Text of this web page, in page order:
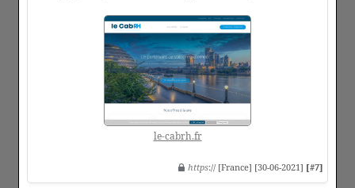
le-cabrh.fr
https:// [France] [30-06-2021] [#7]